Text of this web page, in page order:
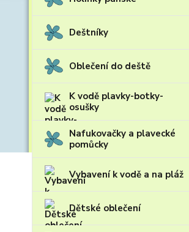
Deštníky
Oblečení do deště
K vodě plavky-botky-
osušky
Nafukovačky a plavecké
pomůcky
Vybavení k vodě a na pláž
Dětské oblečení